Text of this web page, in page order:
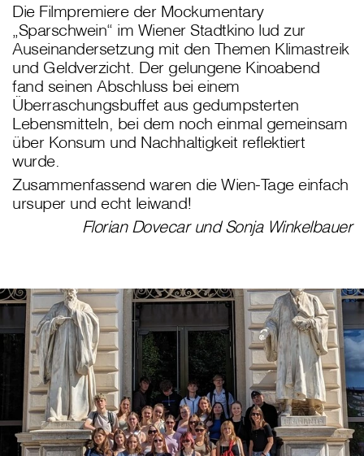
Die Filmpremiere der Mockumentary
„Sparschwein“ im Wiener Stadtkino lud zur
Auseinandersetzung mit den Themen Klimastreik
und Geldverzicht. Der gelungene Kinoabend
fand seinen Abschluss bei einem
Überraschungsbuffet aus gedumpsterten
Lebensmitteln, bei dem noch einmal gemeinsam
über Konsum und Nachhaltigkeit reflektiert
wurde.
Zusammenfassend waren die Wien-Tage einfach
ursuper und echt leiwand!
Florian Dovecar und Sonja Winkelbauer